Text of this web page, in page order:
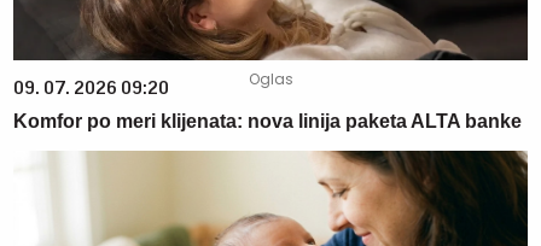
09. 07. 2026 09:20
Komfor po meri klijenata: nova linija paketa ALTA banke